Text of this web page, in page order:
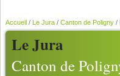
Le Jura
Canton de
Accueil/ Le Jura/ Canton de Poligny/